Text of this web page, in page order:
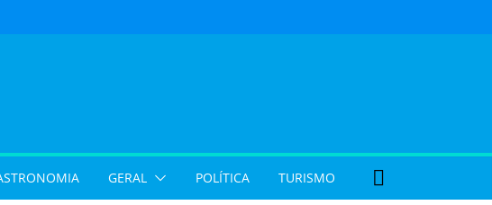
GERAL POLÍTICA TURISMO